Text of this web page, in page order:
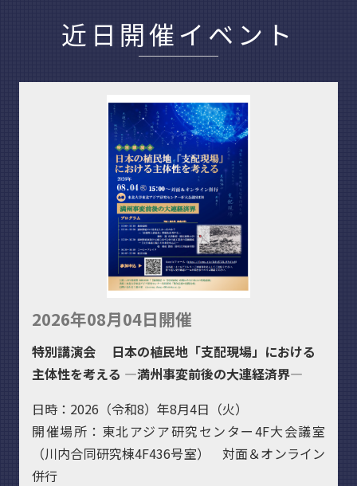
近日開催イベント
2026年08月04日開催
特別講演会 日本の植民地「支配現場」における
主体性を考える ―満州事変前後の大連経済界―
日時：2026（令和8）年8月4日（火）
開催場所：東北アジア研究センター4F大会議室
（川内合同研究棟4F436号室） 対面＆オンライン
併行